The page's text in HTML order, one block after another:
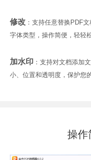
修改 ：支持任意替换PDF
字体类型，操作简便，轻轻
加水印 ：支持对文档添加
小、位置和透明度，保护您
操作